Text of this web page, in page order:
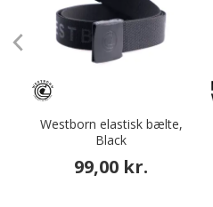
Westborn elastisk bælte,
Black
99,00 kr.